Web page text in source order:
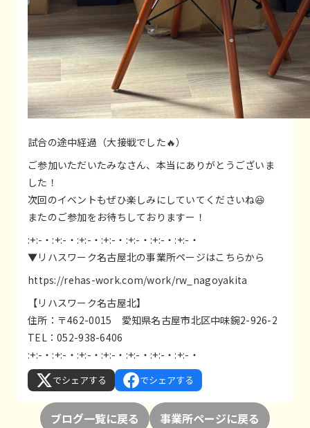
試合の途中経過（大接戦でした🔥）
ご参加いただいたみなさん、本当にありがとうございま
した！
次回のイベントもぜひ楽しみにしていてくださいね😆
またのご参加をお待ちしておりますー！
:+:-・:+:-・:+:-・:+:-・:+:-・:+:-・:+:-・
▼リハスワーク名古屋北の事業所ページはこちらから
https://rehas-work.com/work/rw_nagoyakita
【リハスワーク名古屋北】
住所：〒462-0015 愛知県名古屋市北区中味鋺2-926-2
TEL：052-938-6406
:+:-・:+:-・:+:-・:+:-・:+:-・:+:-・:+:-・
でシェアする でシェアする
ブログ一覧に戻る 事業所ページに戻る